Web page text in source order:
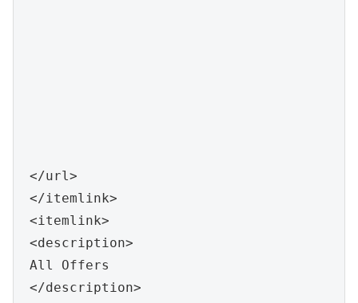
</url>
</itemlink>
<itemlink>
<description>
All Offers
</description>